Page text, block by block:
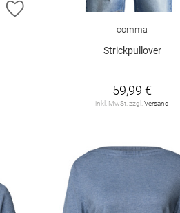
ZUR WUNSCHLISTE HINZUFÜGEN
comma
Strickpullover
59,99 €
inkl. MwSt. zzgl.Versand